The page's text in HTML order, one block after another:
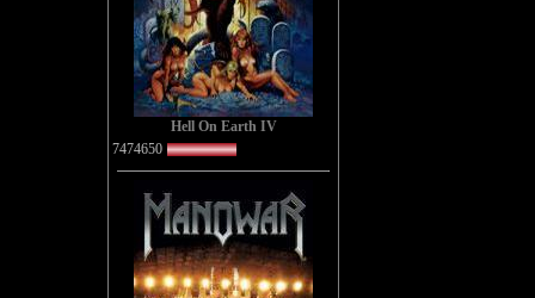
Hell On Earth IV
7474650